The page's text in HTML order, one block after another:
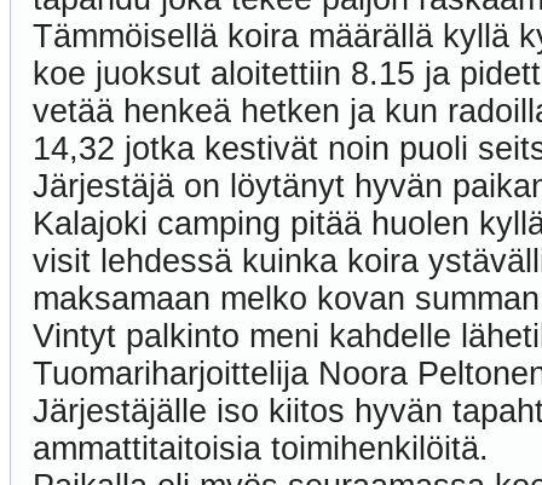
Tämmöisellä koira määrällä kyllä
koe juoksut aloitettiin 8.15 ja
vetää henkeä hetken ja kun
14,32 jotka kestivät noin puoli
Järjestäjä on löytänyt hyvän
Kalajoki camping pitää huolen
visit lehdessä kuinka koira
maksamaan melko kovan
Vintyt palkinto meni kahdelle
Tuomariharjoittelija Noora
Järjestäjälle iso kiitos hyvän
ammattitaitoisia toimihenkilöitä.